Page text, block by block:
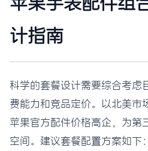
计指南
科学的套餐设计需要综合考虑
费能力和竞品定价。以北美市
苹果官方配件价格高企，为第
空间。建议套餐配置方案如下：